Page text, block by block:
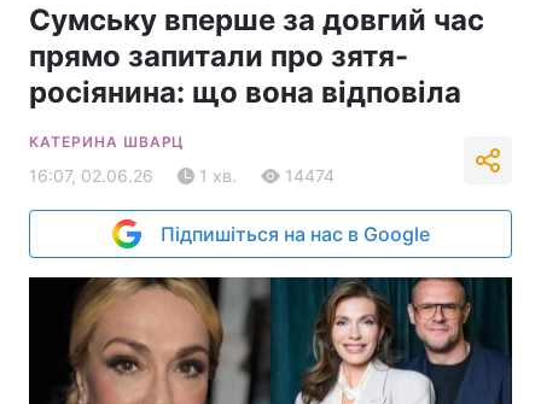
Сумську вперше за довгий час
прямо запитали про зятя-
росіянина: що вона відповіла
КАТЕРИНА ШВАРЦ
16:07, 02.06.26 1 хв. 14474
Підпишіться на нас в Google